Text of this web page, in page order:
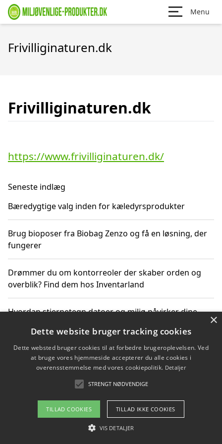
Menu
Frivilliginaturen.dk
Frivilliginaturen.dk
https://www.frivilliginaturen.dk/
Seneste indlæg
Bæredygtige valg inden for kæledyrsprodukter
Brug bioposer fra Biobag Zenzo og få en løsning, der
fungerer
Drømmer du om kontorreoler der skaber orden og
overblik? Find dem hos Inventarland
Hvordan stjernetegn datoer og miljø påvirker dine
Bæredygtige gadgets til en grønnere hverdag
Om / kontakt
Blog Betingelser
×
Dette website bruger tracking cookies
Dette websted bruger cookies til at forbedre brugeroplevelsen. Ved
at bruge vores hjemmeside accepterer du alle cookies i
overensstemmelse med vores cookiepolitik. Detaljer
STRENGT NØDVENDIGE
TILLAD COOKIES TILLAD IKKE COOKIES
VIS DETALJER